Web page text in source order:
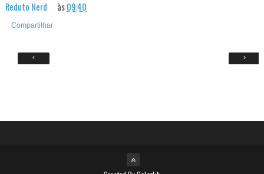
Reduto Nerd às09:40
Compartilhar
‹ ›